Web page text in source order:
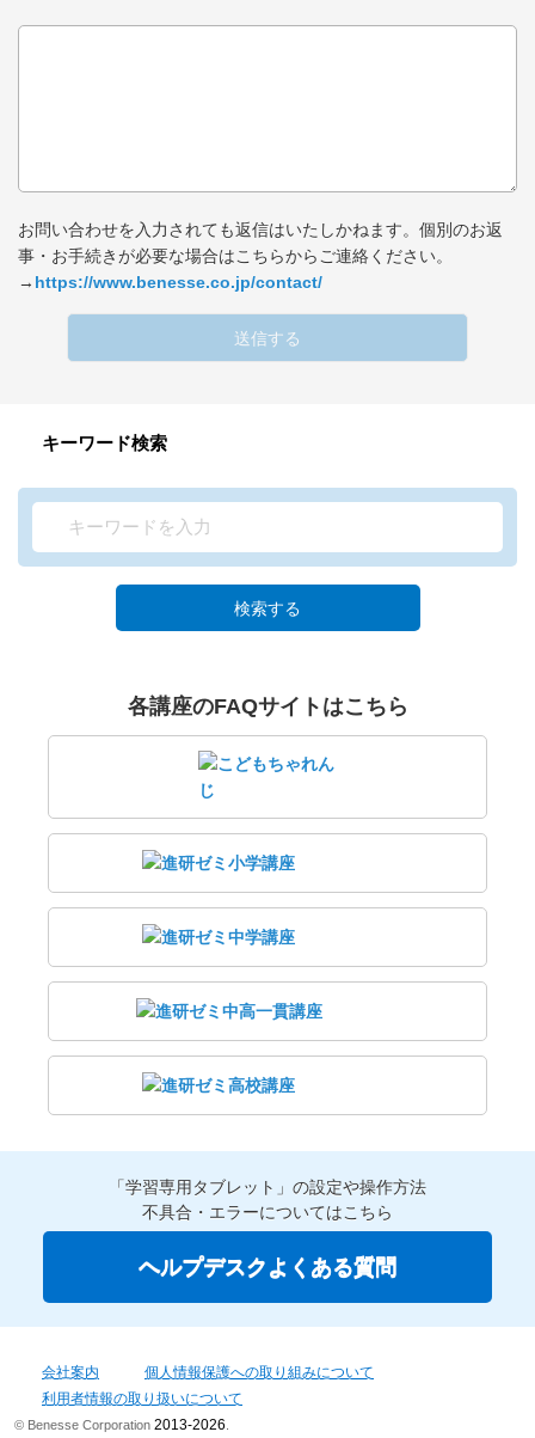
お問い合わせを入力されても返信はいたしかねます。個別のお返
事・お手続きが必要な場合はこちらからご連絡ください。
→ https://www.benesse.co.jp/contact/
送信する
キーワード検索
検索する
各講座のFAQサイトはこちら
「学習専用タブレット」の設定や操作方法
不具合・エラーについてはこちら
ヘルプデスクよくある質問
会社案内
個人情報保護への取り組みについて
利用者情報の取り扱いについて
© Benesse Corporation 2013-2026